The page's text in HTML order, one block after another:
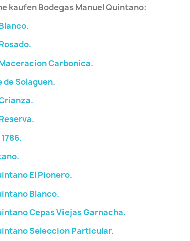
kaufen BodegasManuel Quintano:
Carbonica.
Solaguen.
El Pionero.
Blanco.
Cepas Viejas Garnacha.
Seleccion Particular.